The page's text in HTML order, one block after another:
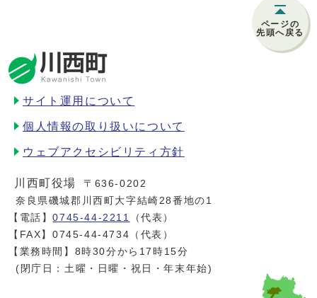
ページの
先頭へ戻る
サイト運用について
個人情報の取り扱いについて
ウェブアクセシビリティ方針
川西町役場
〒636-0202
奈良県磯城郡川西町大字結崎28番地の1
【電話】0745-44-2211
（代表）
【FAX】0745-44-4734（代表）
【業務時間】8時30分から17時15分
(閉庁日：土曜・日曜・祝日・年末年始)